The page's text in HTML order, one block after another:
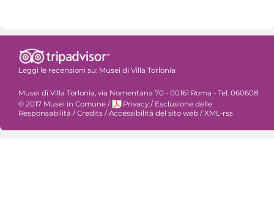
Leggi le recensioni su: Musei di Villa Torlonia
Musei di Villa Torlonia, via Nomentana 70 - 00161 Roma - Tel. 060608
© 2017 Musei in Comune / Privacy / Esclusione delle
Responsabilità / Credits / Accessibilità del sito web / XML-rss